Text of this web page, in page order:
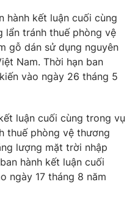
hành kết luận cuối cùng
tránh thuế phòng vệ
gỗ dán sử dụng nguyên
Nam. Thời hạn ban
vào ngày 26 tháng 5
luận cuối cùng trong vụ
thuế phòng vệ thương
lượng mặt trời nhập
hành kết luận cuối
ngày 17 tháng 8 năm